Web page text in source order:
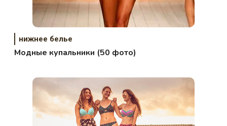
нижнее белье
Модные купальники (50 фото)